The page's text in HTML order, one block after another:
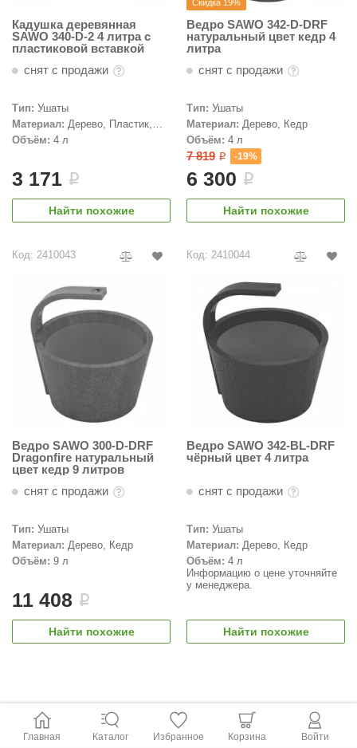
Термо
печи
тепла
камень
ecology
Кадушка деревянная
SAWO 340-D-2 4 литра с
пластиковой вставкой
снят с продажи
Тип: Ушаты
Материал: Дерево, Пластик,
Кедр
Объём: 4 л
3 171 i
Найти похожие
Скидка 19%
Ведро SAWO 342-D-DRF
натуральный цвет кедр 4
литра
снят с продажи
Тип: Ушаты
Материал: Дерево, Кедр
Объём: 4 л
7 819 i -19%
6 300 i
Найти похожие
Код: 2410043
Ведро SAWO 300-D-DRF
Dragonfire натуральный
цвет кедр 9 литров
снят с продажи
Тип: Ушаты
Материал: Дерево, Кедр
Объём: 9 л
11 408 i
Найти похожие
Код: 2410044
Ведро SAWO 342-BL-DRF
чёрный цвет 4 литра
снят с продажи
Тип: Ушаты
Материал: Дерево, Кедр
Объём: 4 л
Информацию о цене уточняйте
у менеджера.
Найти похожие
Главная Каталог Избранное Корзина Войти